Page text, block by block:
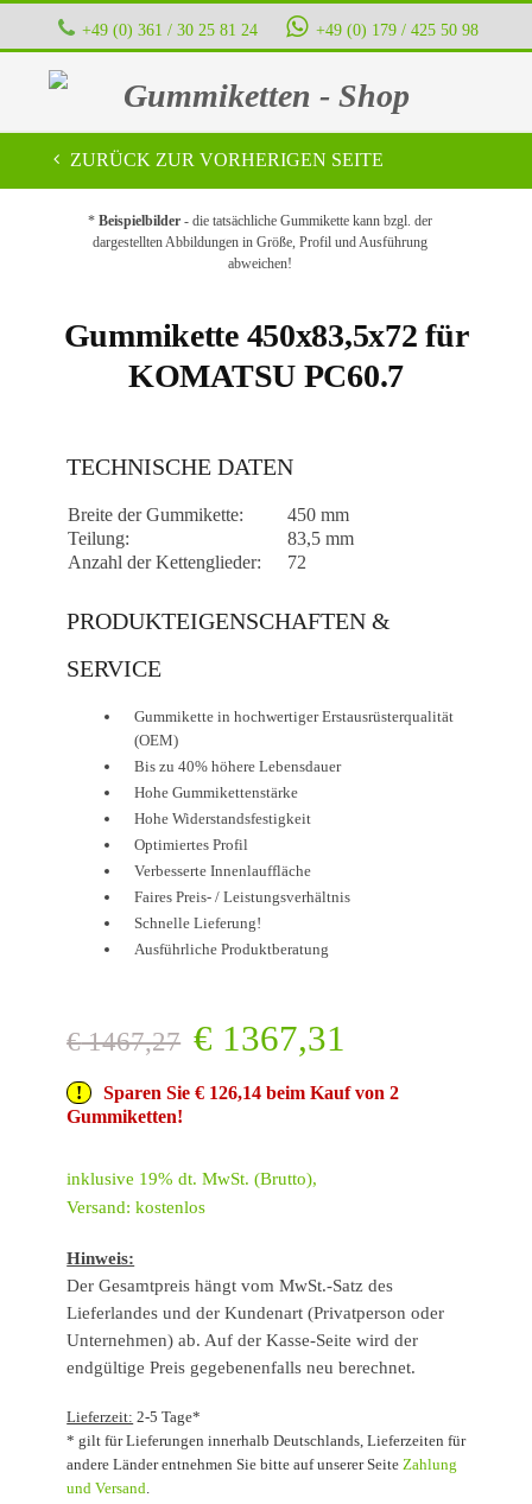
+49 (0) 361 / 30 25 81 24 +49 (0) 179 / 425 50 98
Gummiketten - Shop
ZURÜCK ZUR VORHERIGEN SEITE
*Beispielbilder - die tatsächliche Gummikette kann bzgl. der
dargestellten Abbildungen in Größe, Profil und Ausführung
abweichen!
Gummikette 450x83,5x72 für
KOMATSU PC60.7
TECHNISCHE DATEN
Breite der Gummikette:
450 mm
Teilung:
83,5 mm
Anzahl der Kettenglieder:
72
PRODUKTEIGENSCHAFTEN &
SERVICE
Gummikette in hochwertiger Erstausrüsterqualität
(OEM)
Bis zu 40% höhere Lebensdauer
Hohe Gummikettenstärke
Hohe Widerstandsfestigkeit
Optimiertes Profil
Verbesserte Innenlauffläche
Faires Preis- / Leistungsverhältnis
Schnelle Lieferung!
Ausführliche Produktberatung
€1467,27 € 1367,31
Sparen Sie € 126,14 beim Kauf von 2
Gummiketten!
inklusive 19% dt. MwSt. (Brutto),
Versand: kostenlos
Hinweis:
Der Gesamtpreis hängt vom MwSt.-Satz des
Lieferlandes und der Kundenart (Privatperson oder
Unternehmen) ab. Auf der Kasse-Seite wird der
endgültige Preis gegebenenfalls neu berechnet.
Lieferzeit: 2-5 Tage*
* gilt für Lieferungen innerhalb Deutschlands, Lieferzeiten für
andere Länder entnehmen Sie bitte auf unserer SeiteZahlung
und Versand.